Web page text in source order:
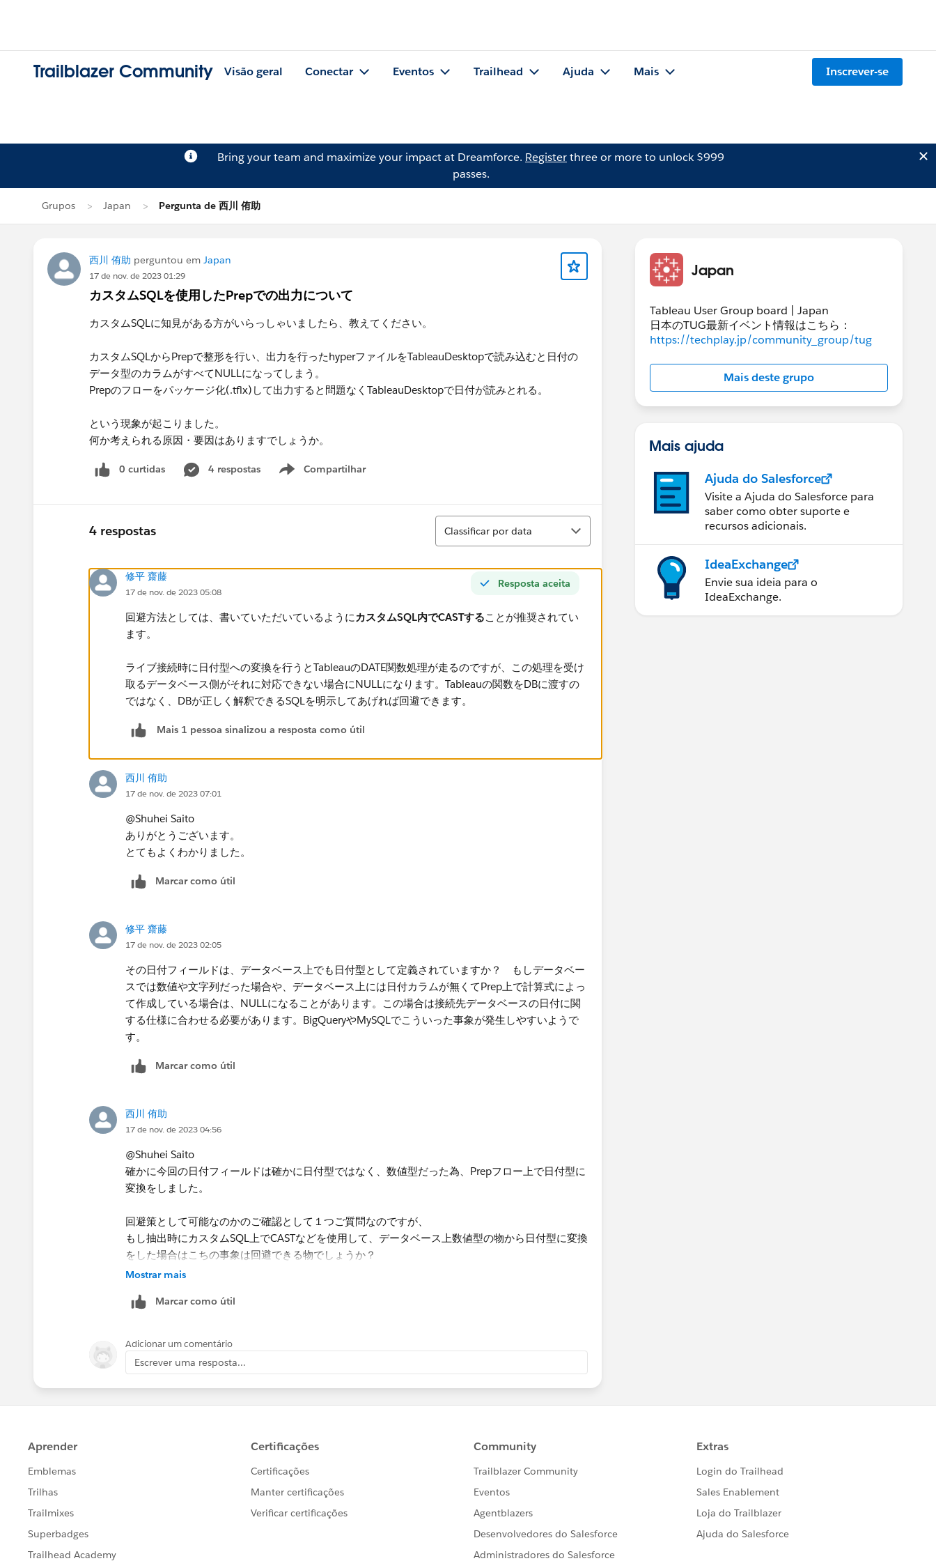
Trailblazer Community Visão geral Conectar Eventos Trailhead Ajuda Mais Inscrever-se
Bring your team and maximize your impact at Dreamforce. Registerthree or more to unlock $999
passes.
Grupos Japan Pergunta de 西川 侑助
西川 侑助 perguntou em Japan
17 de nov. de 2023 01:29
カスタムSQLを使用したPrepでの出力について
カスタムSQLに知見がある方がいらっしゃいましたら、教えてください。​
カスタムSQLからPrepで整形を行い、出力を行ったhyperファイルをTableauDesktopで読み込むと日付の
データ型のカラムがすべてNULLになってしまう。
Prepのフローをパッケージ化(.tflx)して出力すると問題なくTableauDesktopで日付が読みとれる。
という現象が起こりました。
何か考えられる原因・要因はありますでしょうか。​
0 curtidas 4 respostas Compartilhar
Show menu
4 respostas
Classificar
Classificar por data
Resposta aceita
修平 齋藤
17 de nov. de 2023 05:08
回避方法としては、書いていただいているようにカスタムSQL内でCASTすることが推奨されてい
ます。​
ライブ接続時に日付型への変換を行うとTableauのDATE関数処理が走るのですが、この処理を受け
取るデータベース側がそれに対応できない場合にNULLになります。Tableauの関数をDBに渡すの
ではなく、DBが正しく解釈できるSQLを明示してあげれば回避できます。
Mais 1 pessoa sinalizou a resposta como útil
西川 侑助
17 de nov. de 2023 07:01
@Shuhei Saito
ありがとうございます。
とてもよくわかりました。
Marcar como útil
修平 齋藤
17 de nov. de 2023 02:05
その日付フィールドは、データベース上でも日付型として定義されていますか？ もしデータベー
スでは数値や文字列だった場合や、データベース上には日付カラムが無くてPrep上で計算式によっ
て作成している場合は、NULLになることがあります。この場合は接続先データベースの日付に関
する仕様に合わせる必要があります。BigQueryやMySQLでこういった事象が発生しやすいようで
す。
Marcar como útil
西川 侑助
17 de nov. de 2023 04:56
@Shuhei Saito​
確かに今回の日付フィールドは確かに日付型ではなく、数値型だった為、Prepフロー上で日付型に
変換をしました。
回避策として可能なのかのご確認として１つご質問なのですが、
もし抽出時にカスタムSQL上でCASTなどを使用して、データベース上数値型の物から日付型に変換
をした場合はこちの事象は回避できる物でしょうか？
それとも発生しうる形でしょうか？
Mostrar mais
Marcar como útil
Adicionar um comentário
Escrever uma resposta...
Japan
Tableau User Group board | Japan
日本のTUG最新イベント情報はこちら：
https://techplay.jp/community_group/tug
Mais deste grupo
Mais ajuda
Ajuda do Salesforce
Visite a Ajuda do Salesforce para
saber como obter suporte e
recursos adicionais.
IdeaExchange
Envie sua ideia para o
IdeaExchange.